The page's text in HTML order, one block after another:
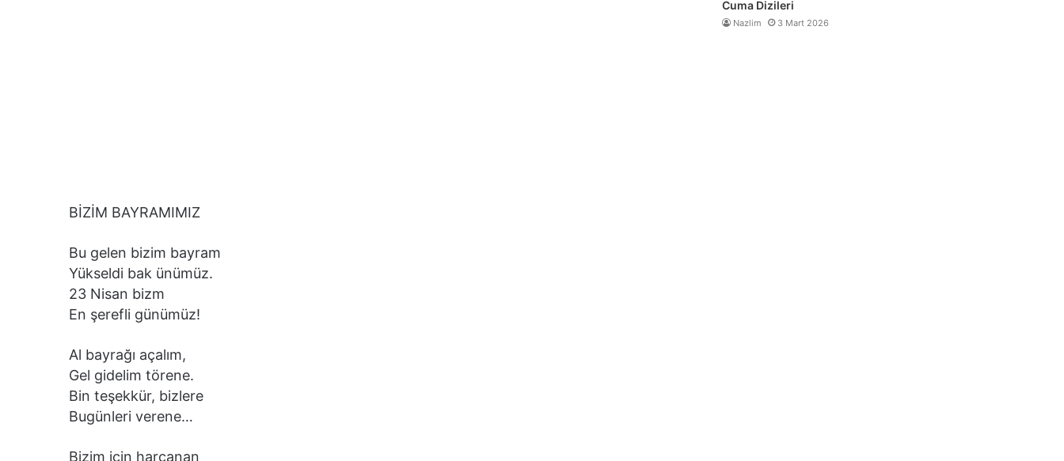
BİZİM BAYRAMIMIZ
Bu gelen bizim bayram
Yükseldi bak ünümüz.
23 Nisan bizm
En şerefli günümüz!
Al bayrağı açalım,
Gel gidelim törene.
Bin teşekkür, bizlere
Bugünleri verene…
Bizim için harcanan
Cuma Dizileri
Nazlim 3 Mart 2026